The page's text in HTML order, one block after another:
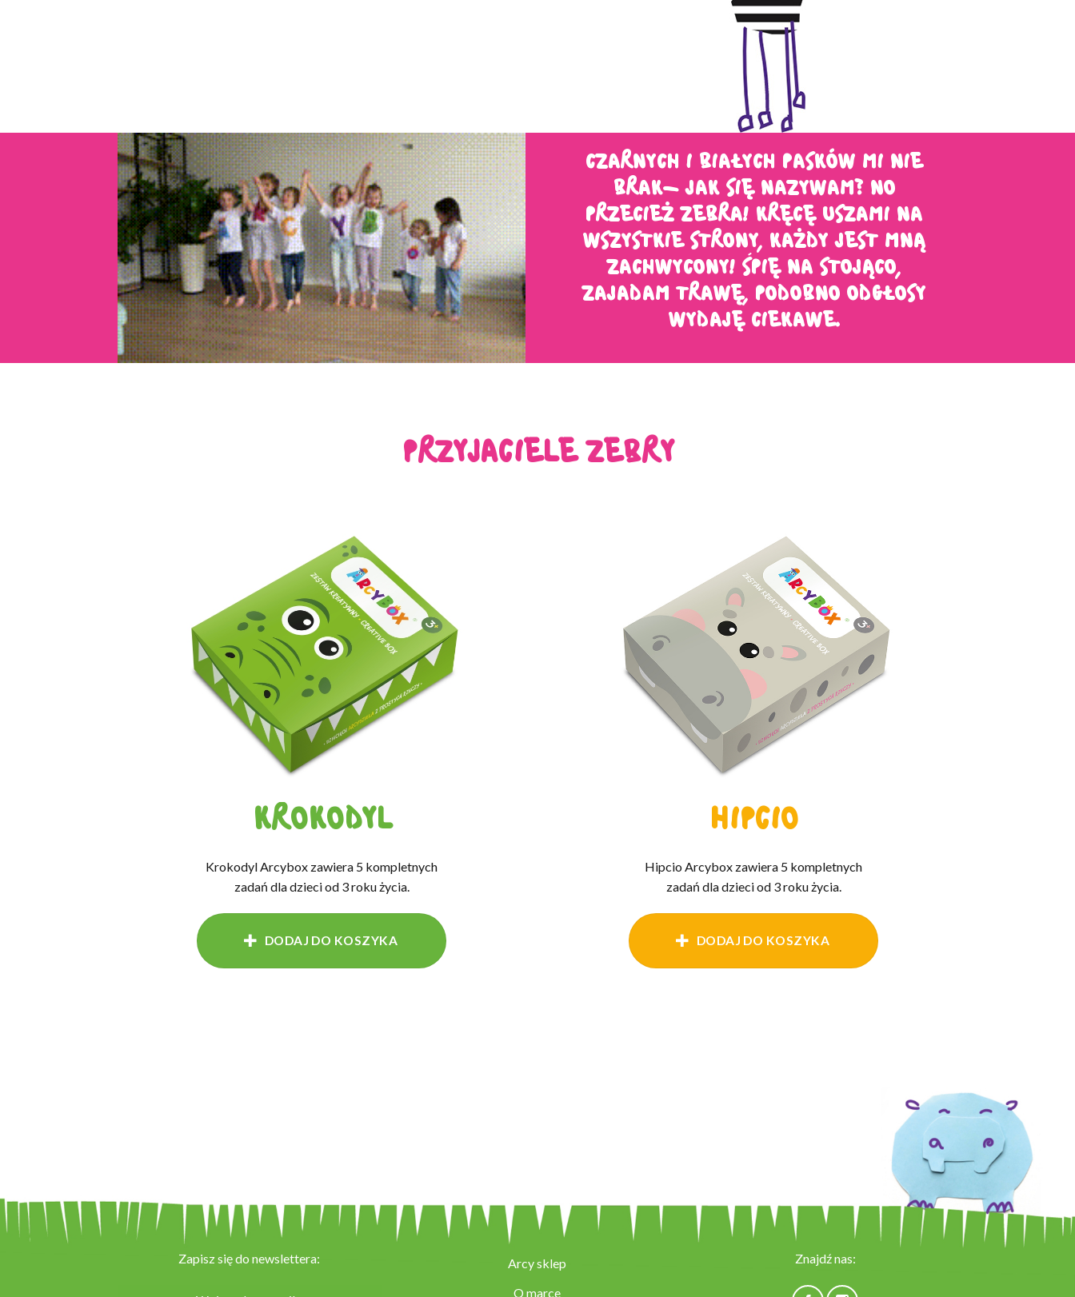
CZARNYCH I BIAŁYCH PASKÓW MI NIE
BRAK- JAK SIĘ NAZYWAM? NO
PRZECIEŻ ZEBRA! KRĘCĘ USZAMI NA
WSZYSTKIE STRONY, KAŻDY JEST MNĄ
ZACHWYCONY! ŚPIĘ NA STOJĄCO,
ZAJADAM TRAWĘ, PODOBNO ODGŁOSY
WYDAJĘ CIEKAWE.
PRZYJACIELE ZEBRY
KROKODYL
Krokodyl Arcybox zawiera 5 kompletnych
zadań dla dzieci od 3 roku życia.
DODAJ DO KOSZYKA
HIPCIO
Hipcio Arcybox zawiera 5 kompletnych
zadań dla dzieci od 3 roku życia.
DODAJ DO KOSZYKA
Zapisz się do newslettera:
Arcy sklep
O marce
Znajdź nas: